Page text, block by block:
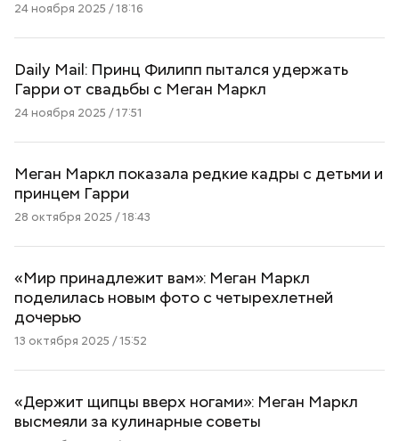
24 ноября 2025 / 18:16
Daily Mail: Принц Филипп пытался удержать
Гарри от свадьбы с Меган Маркл
24 ноября 2025 / 17:51
Меган Маркл показала редкие кадры с детьми и
принцем Гарри
28 октября 2025 / 18:43
«Мир принадлежит вам»: Меган Маркл
поделилась новым фото с четырехлетней
дочерью
13 октября 2025 / 15:52
«Держит щипцы вверх ногами»: Меган Маркл
высмеяли за кулинарные советы